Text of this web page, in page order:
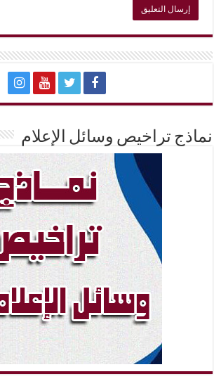
نماذج تراخيص وسائل الإعلام